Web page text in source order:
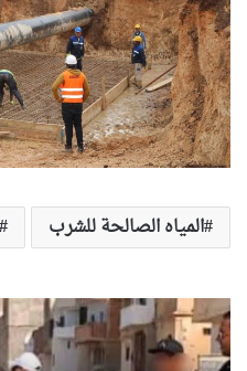
المياه الصالحة للشرب